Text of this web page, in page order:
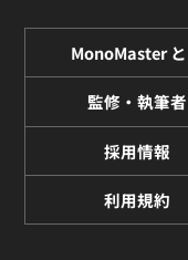
MonoMaster
監修・執筆者
採用情報
利用規約